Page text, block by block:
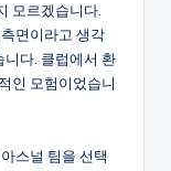
모르겠습니다.
면이라고 생각
니다. 클럽에서 환
인 모험이었습니
스널 팀을 선택